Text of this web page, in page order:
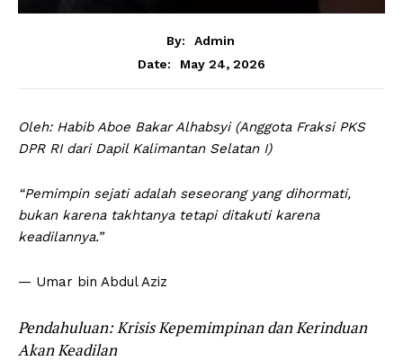
By:
Admin
Date:
May 24, 2026
Oleh: Habib Aboe Bakar Alhabsyi (Anggota Fraksi PKS
DPR RI dari Dapil Kalimantan Selatan I)
“Pemimpin sejati adalah seseorang yang dihormati,
bukan karena takhtanya tetapi ditakuti karena
keadilannya.”
— Umar bin Abdul Aziz
Pendahuluan: Krisis Kepemimpinan dan Kerinduan
Akan Keadilan